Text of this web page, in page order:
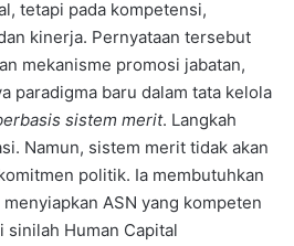
tetapi pada kompetensi,
kinerja. Pernyataan tersebut
mekanisme promosi jabatan,
paradigma baru dalam tata kelola
sistem merit. Langkah
Namun, sistem merit tidak akan
politik. Ia membutuhkan
ASN yang kompeten
sinilah Human Capital